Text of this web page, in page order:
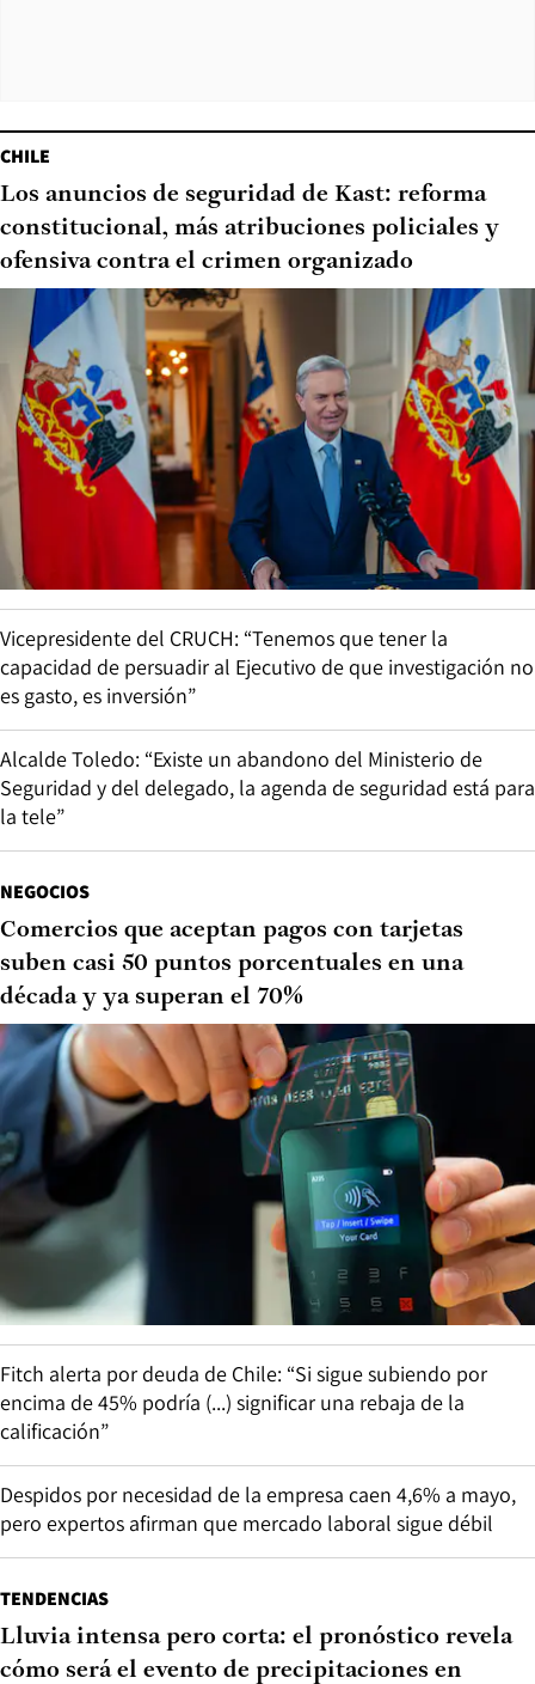
CHILE
Los anuncios de seguridad de Kast: reforma
constitucional, más atribuciones policiales y
ofensiva contra el crimen organizado
Vicepresidente del CRUCH: “Tenemos que tener la
capacidad de persuadir al Ejecutivo de que investigación no
es gasto, es inversión”
Alcalde Toledo: “Existe un abandono del Ministerio de
Seguridad y del delegado, la agenda de seguridad está para
la tele”
NEGOCIOS
Comercios que aceptan pagos con tarjetas
suben casi 50 puntos porcentuales en una
década y ya superan el 70%
Fitch alerta por deuda de Chile: “Si sigue subiendo por
encima de 45% podría (...) significar una rebaja de la
calificación”
Despidos por necesidad de la empresa caen 4,6% a mayo,
pero expertos afirman que mercado laboral sigue débil
TENDENCIAS
Lluvia intensa pero corta: el pronóstico revela
cómo será el evento de precipitaciones en